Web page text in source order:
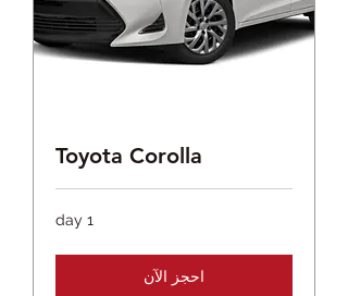
Toyota Corolla
1 day
احجز الآن